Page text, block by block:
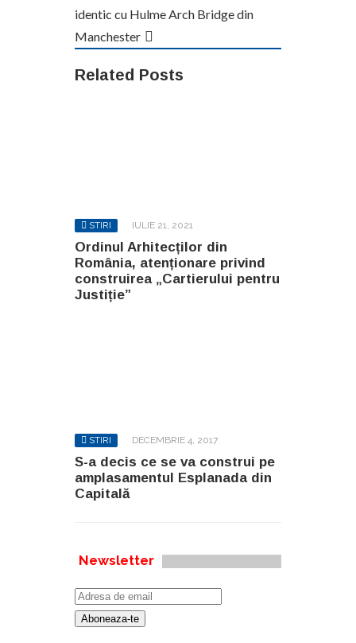
identic cu Hulme Arch Bridge din
Manchester
Related Posts
STIRI IULIE 21, 2021
Ordinul Arhitecților din
România, atenționare privind
construirea „Cartierului pentru
Justiție”
STIRI DECEMBRIE 4, 2017
S-a decis ce se va construi pe
amplasamentul Esplanada din
Capitală
Newsletter